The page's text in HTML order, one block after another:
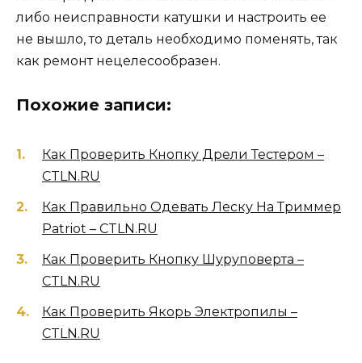
либо неисправности катушки и настроить ее
не вышло, то деталь необходимо поменять, так
как ремонт нецелесообразен.
Похожие записи:
Как Проверить Кнопку Дрели Тестером –
CTLN.RU
Как Правильно Одевать Леску На Триммер
Patriot – CTLN.RU
Как Проверить Кнопку Шуруповерта –
CTLN.RU
Как Проверить Якорь Электропилы –
CTLN.RU